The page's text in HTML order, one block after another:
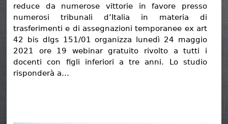
reduce da numerose vittorie in favore presso
numerosi tribunali d’Italia in materia di
trasferimenti e di assegnazioni temporanee ex art
42 bis dlgs 151/01 organizza lunedì 24 maggio
2021 ore 19 webinar gratuito rivolto a tutti i
docenti con figli inferiori a tre anni. Lo studio
risponderà a…